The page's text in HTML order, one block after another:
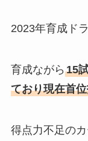
2023年育成ド
育成ながら 15
ており現在首
得点力不足のカ